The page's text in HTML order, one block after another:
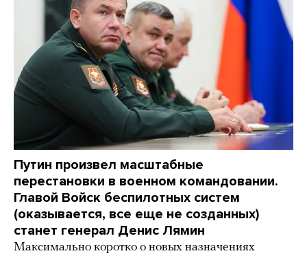
Путин произвел масштабные
перестановки в военном командовании.
Главой Войск беспилотных систем
(оказывается, все еще не созданных)
станет генерал Денис Лямин
Максимально коротко о новых назначениях